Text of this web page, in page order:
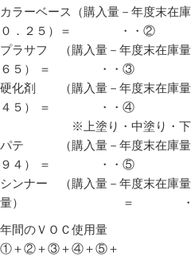
カラーベース（購入量－年度末在
０．２５）＝ ・・②
プラサフ （購入量－年度末在庫
６５） ＝ ・・③
硬化剤 （購入量－年度末在庫量
４５） ＝ ・・④
※上塗り・中塗り・下塗
パテ （購入量－年度末在庫量
９４） ＝ ・・⑤
シンナー （購入量－年度末在庫
量） ＝ ・
年間のＶＯＣ使用量
①＋②＋③＋④＋⑤＋